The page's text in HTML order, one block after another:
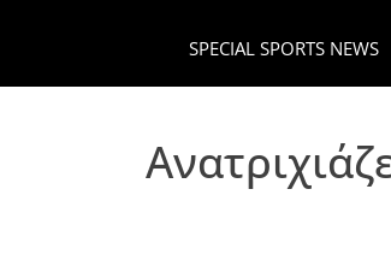
SPECIAL SPORTS NEWS